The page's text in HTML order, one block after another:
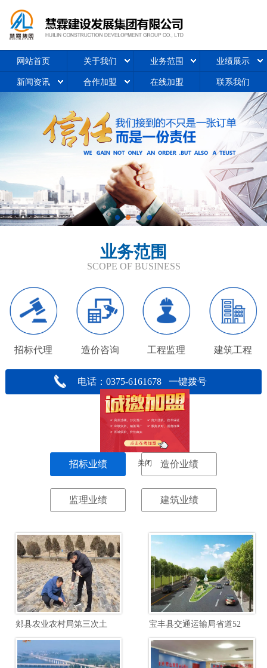
网站首页 关于我们 业务范围 业绩展示
新闻资讯 合作加盟 在线加盟 联系我们
业务范围
SCOPE OF BUSINESS
招标代理 造价咨询 工程监理 建筑工程
电话：0375-6161678 一键拨号
工程业绩
ENGINEERING
招标业绩 造价业绩
监理业绩 建筑业绩